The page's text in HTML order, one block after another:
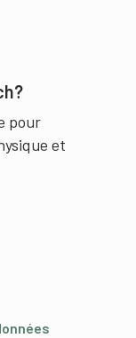
pour
et